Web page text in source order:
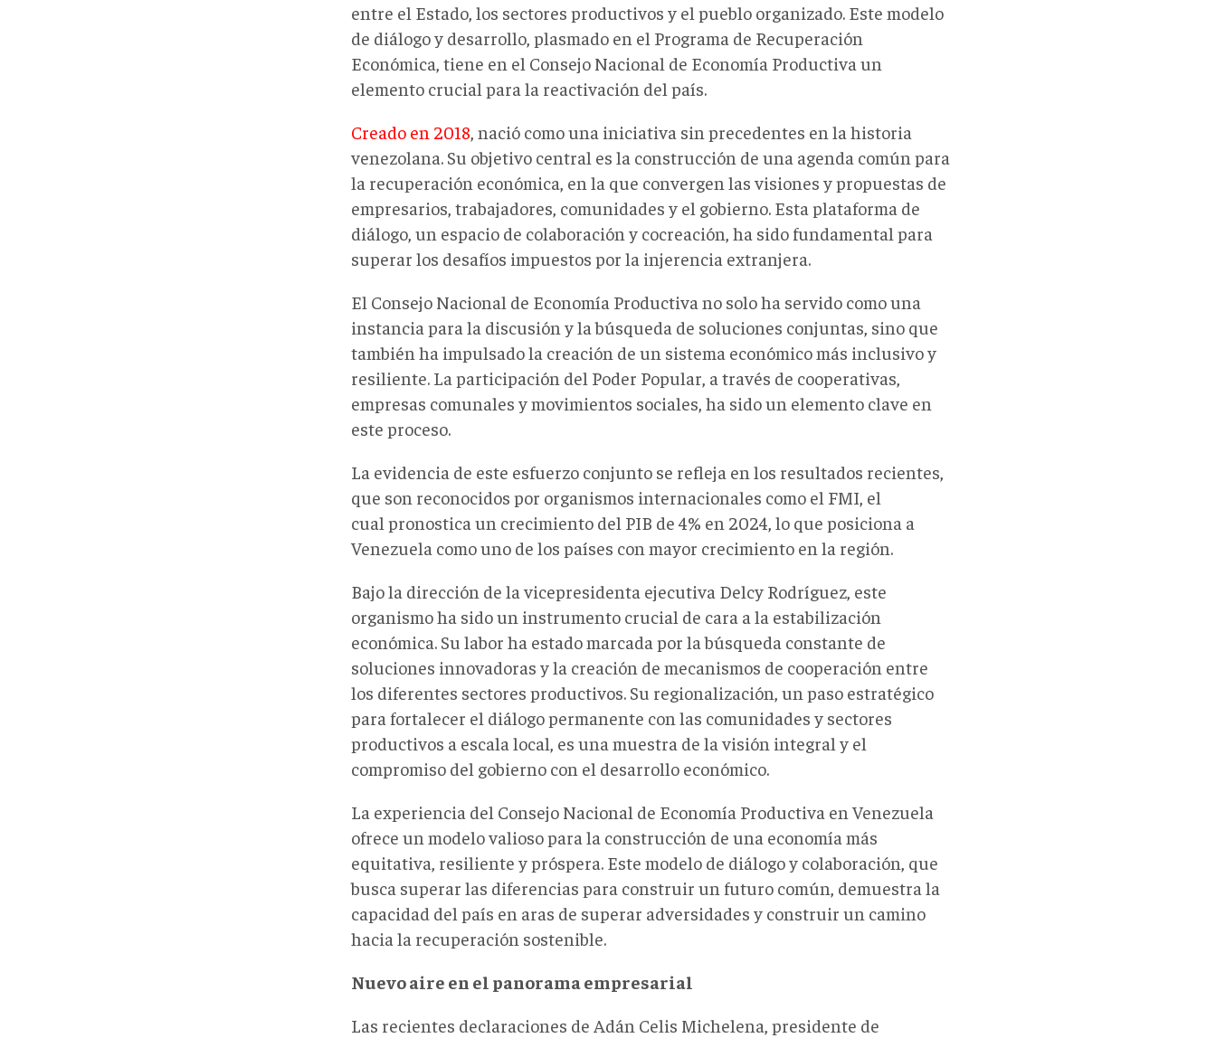
entre el Estado, los sectores productivos y el pueblo organizado. Este modelo
de diálogo y desarrollo, plasmado en el Programa de Recuperación
Económica, tiene en el Consejo Nacional de Economía Productiva un
elemento crucial para la reactivación del país.
Creado en 2018, nació como una iniciativa sin precedentes en la historia
venezolana. Su objetivo central es la construcción de una agenda común para
la recuperación económica, en la que convergen las visiones y propuestas de
empresarios, trabajadores, comunidades y el gobierno. Esta plataforma de
diálogo, un espacio de colaboración y cocreación, ha sido fundamental para
superar los desafíos impuestos por la injerencia extranjera.
El Consejo Nacional de Economía Productiva no solo ha servido como una
instancia para la discusión y la búsqueda de soluciones conjuntas, sino que
también ha impulsado la creación de un sistema económico más inclusivo y
resiliente. La participación del Poder Popular, a través de cooperativas,
empresas comunales y movimientos sociales, ha sido un elemento clave en
este proceso.
La evidencia de este esfuerzo conjunto se refleja en los resultados recientes,
que son reconocidos por organismos internacionales como el FMI, el
cual pronostica un crecimiento del PIB de 4% en 2024, lo que posiciona a
Venezuela como uno de los países con mayor crecimiento en la región.
Bajo la dirección de la vicepresidenta ejecutiva Delcy Rodríguez, este
organismo ha sido un instrumento crucial de cara a la estabilización
económica. Su labor ha estado marcada por la búsqueda constante de
soluciones innovadoras y la creación de mecanismos de cooperación entre
los diferentes sectores productivos. Su regionalización, un paso estratégico
para fortalecer el diálogo permanente con las comunidades y sectores
productivos a escala local, es una muestra de la visión integral y el
compromiso del gobierno con el desarrollo económico.
La experiencia del Consejo Nacional de Economía Productiva en Venezuela
ofrece un modelo valioso para la construcción de una economía más
equitativa, resiliente y próspera. Este modelo de diálogo y colaboración, que
busca superar las diferencias para construir un futuro común, demuestra la
capacidad del país en aras de superar adversidades y construir un camino
hacia la recuperación sostenible.
Nuevo aire en el panorama empresarial
Las recientes declaraciones de Adán Celis Michelena, presidente de